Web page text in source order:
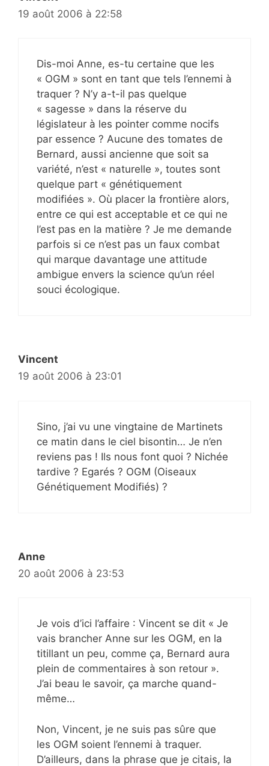
19 août 2006 à 22:58
Dis-moi Anne, es-tu certaine que les
« OGM » sont en tant que tels l’ennemi à
traquer ? N’y a-t-il pas quelque
« sagesse » dans la réserve du
législateur à les pointer comme nocifs
par essence ? Aucune des tomates de
Bernard, aussi ancienne que soit sa
variété, n’est « naturelle », toutes sont
quelque part « génétiquement
modifiées ». Où placer la frontière alors,
entre ce qui est acceptable et ce qui ne
l’est pas en la matière ? Je me demande
parfois si ce n’est pas un faux combat
qui marque davantage une attitude
ambigue envers la science qu’un réel
souci écologique.
Vincent
19 août 2006 à 23:01
Sino, j’ai vu une vingtaine de Martinets
ce matin dans le ciel bisontin… Je n’en
reviens pas ! Ils nous font quoi ? Nichée
tardive ? Egarés ? OGM (Oiseaux
Génétiquement Modifiés) ?
Anne
20 août 2006 à 23:53
Je vois d’ici l’affaire : Vincent se dit « Je
vais brancher Anne sur les OGM, en la
titillant un peu, comme ça, Bernard aura
plein de commentaires à son retour ».
J’ai beau le savoir, ça marche quand-
même…
Non, Vincent, je ne suis pas sûre que
les OGM soient l’ennemi à traquer.
D’ailleurs, dans la phrase que je citais, la